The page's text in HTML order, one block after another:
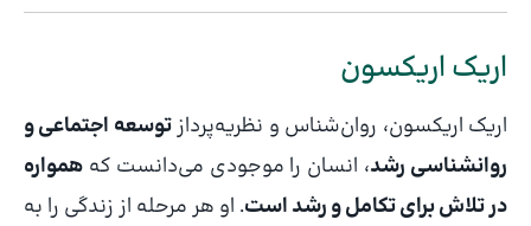
اریک اریکسون
اریک اریکسون، روان‌شناس و نظریه‌پردازتوسعه اجتماعی و
روانشناسی رشد، انسان را موجودی می‌دانست کههمواره
در تلاش برای تکامل و رشد است. او هر مرحله از زندگی را به